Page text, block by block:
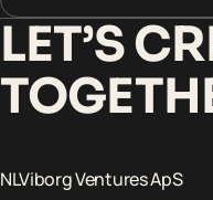
LET’S
NLViborg Ventures ApS